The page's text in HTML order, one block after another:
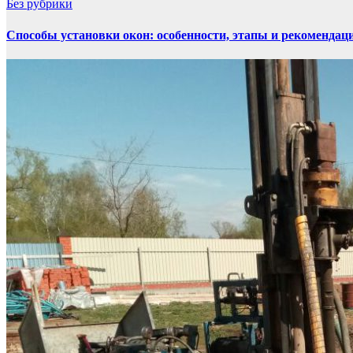
Без рубрики
Способы установки окон: особенности, этапы и